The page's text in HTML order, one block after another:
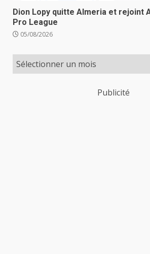
Dion Lopy quitte Almeria et rejoint
Pro League
05/08/2026
Publicité